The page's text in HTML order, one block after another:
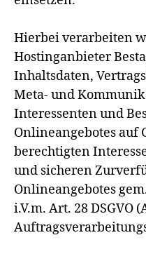
Hierbei verarbeiten
Hostinganbieter
Inhaltsdaten,
Meta- und
Interessenten und
Onlineangebotes auf
berechtigten
und sicheren
Onlineangebotes
i.V.m. Art. 28 DSGVO